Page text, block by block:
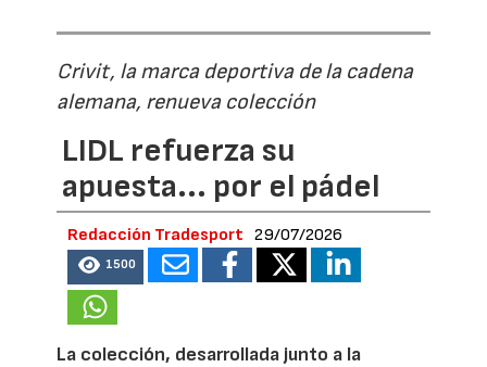
Crivit, la marca deportiva de la cadena
alemana, renueva colección
LIDL refuerza su
apuesta... por el pádel
Redacción Tradesport 29/07/2026
1500
La colección, desarrollada junto a la